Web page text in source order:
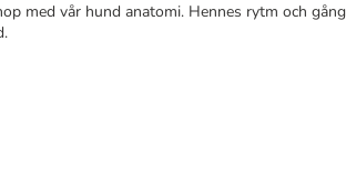
med vår hund anatomi. Hennes rytm och gång